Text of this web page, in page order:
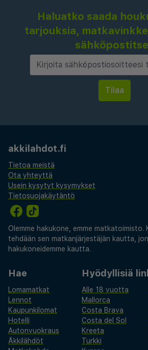
Haluatko saada
tarjouksia,
akkilahdot.fi
Tietoa meistä
Ota yhteyttä
Usein kysytyt kysymykset
Tietosuojakäytäntö
Olemme hakukone, emme matkatoimisto.
tehdään sen matkanjärjestäjän kautta,
hakukoneidemme kautta.
Hae
Lomamatkat
Lennot
Kaupunkilomat
Hotelli
Autonvuokraus
Äkkilähdöt
Hyödyllisiä
Alle 18 vuotta
Mallorca
Costa Brava
Costa del Sol
Kreeta
Turkki